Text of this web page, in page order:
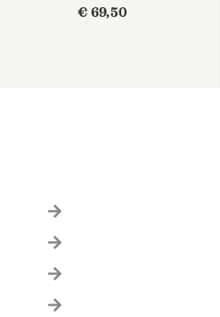
€ 69,50